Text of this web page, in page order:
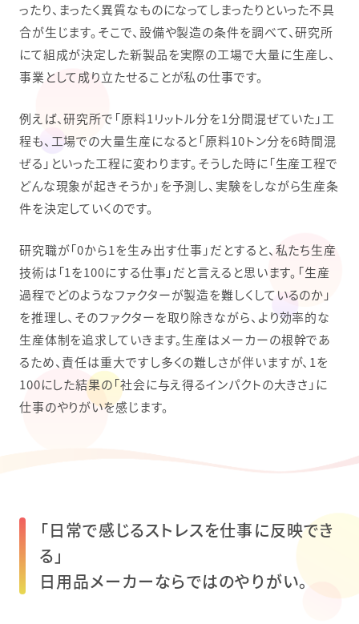
ったり、まったく異質なものになってしまったりといった不具
合が生じます。そこで、設備や製造の条件を調べて、研究所
にて組成が決定した新製品を実際の工場で大量に生産し、
事業として成り立たせることが私の仕事です。
例えば、研究所で「原料1リットル分を1分間混ぜていた」工
程も、工場での大量生産になると「原料10トン分を6時間混
ぜる」といった工程に変わります。そうした時に「生産工程で
どんな現象が起きそうか」を予測し、実験をしながら生産条
件を決定していくのです。
研究職が「0から1を生み出す仕事」だとすると、私たち生産
技術は「1を100にする仕事」だと言えると思います。「生産
過程でどのようなファクターが製造を難しくしているのか」
を推理し、そのファクターを取り除きながら、より効率的な
生産体制を追求していきます。生産はメーカーの根幹であ
るため、責任は重大ですし多くの難しさが伴いますが、1を
100にした結果の「社会に与え得るインパクトの大きさ」に
仕事のやりがいを感じます。
「日常で感じるストレスを仕事に反映でき
る」
日用品メーカーならではのやりがい。